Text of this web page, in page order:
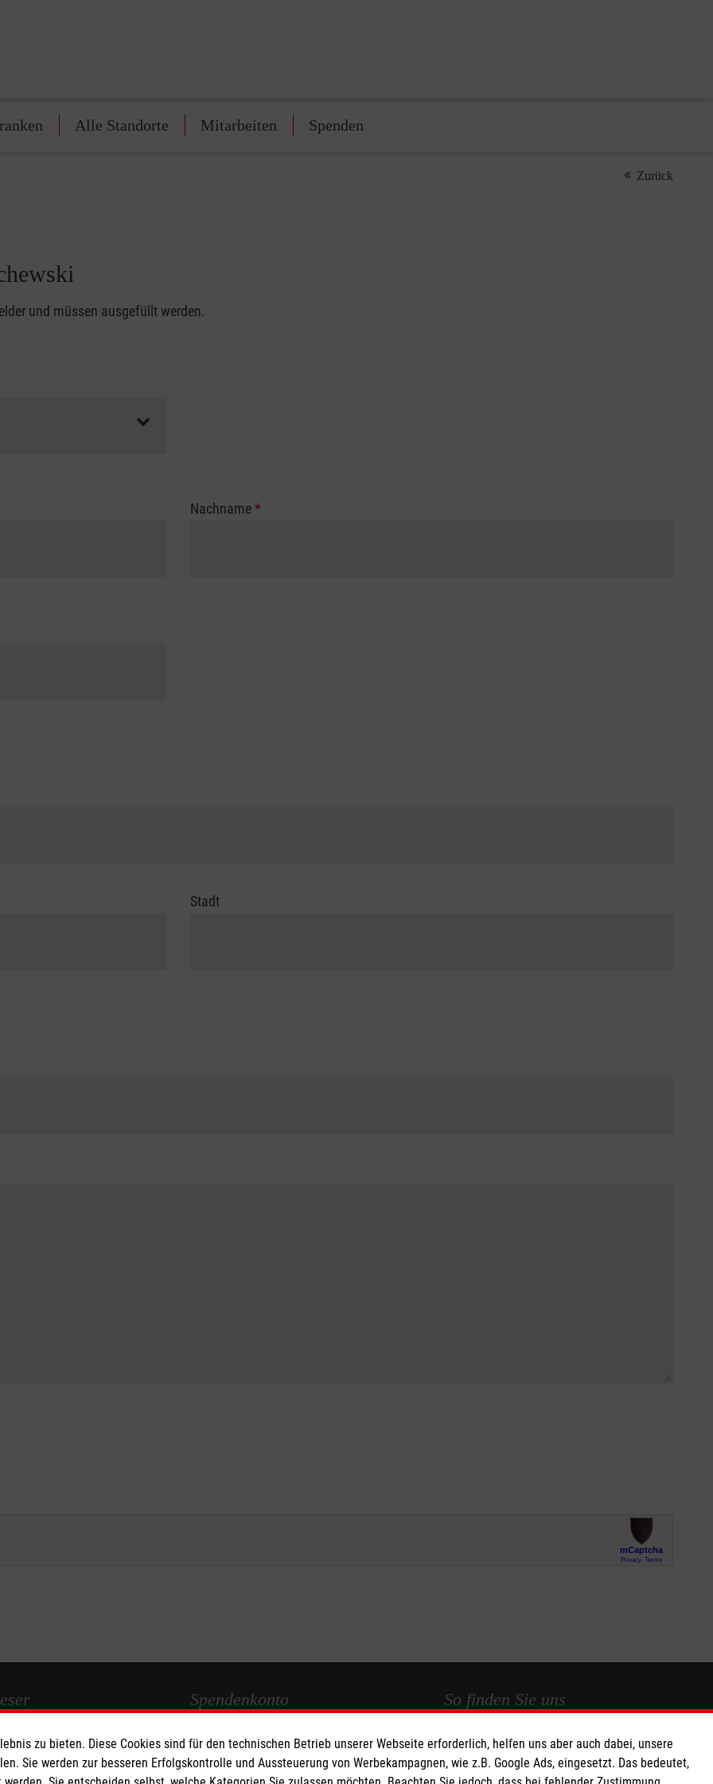
Alle Standorte Mitarbeiten Spenden
Zurück
und müssen ausgefüllt werden.
Nachname*
Stadt
Spendenkonto
Empfänger: Malteser Hilfsdienst e.V.
IBAN: DE27 3706 0120 1201 2220 16
So finden Sie uns
Malteser Hilfsdienst e.V. und gGmbH
Mainaustraße 45/45a
zu bieten. Diese Cookies sind für den technischen Betrieb unserer Webseite erforderlich, helfen uns aber auch dabei, unsere
Sie werden zur besseren Erfolgskontrolle und Aussteuerung von Werbekampagnen, wie z.B. Google Ads, eingesetzt. Das bedeutet,